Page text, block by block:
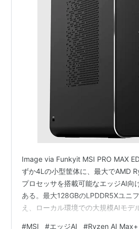
Image via Funkyit MSI PRO MAX
ずか4Lの小型筐体に、最大でAMD
プロセッサを搭載可能なエッジAI向
ある。最大128GBのLPDDR5Xユニ
え、ローカル環境での大規模AIモデ
#MSI #エッジAI #Ryzen AI